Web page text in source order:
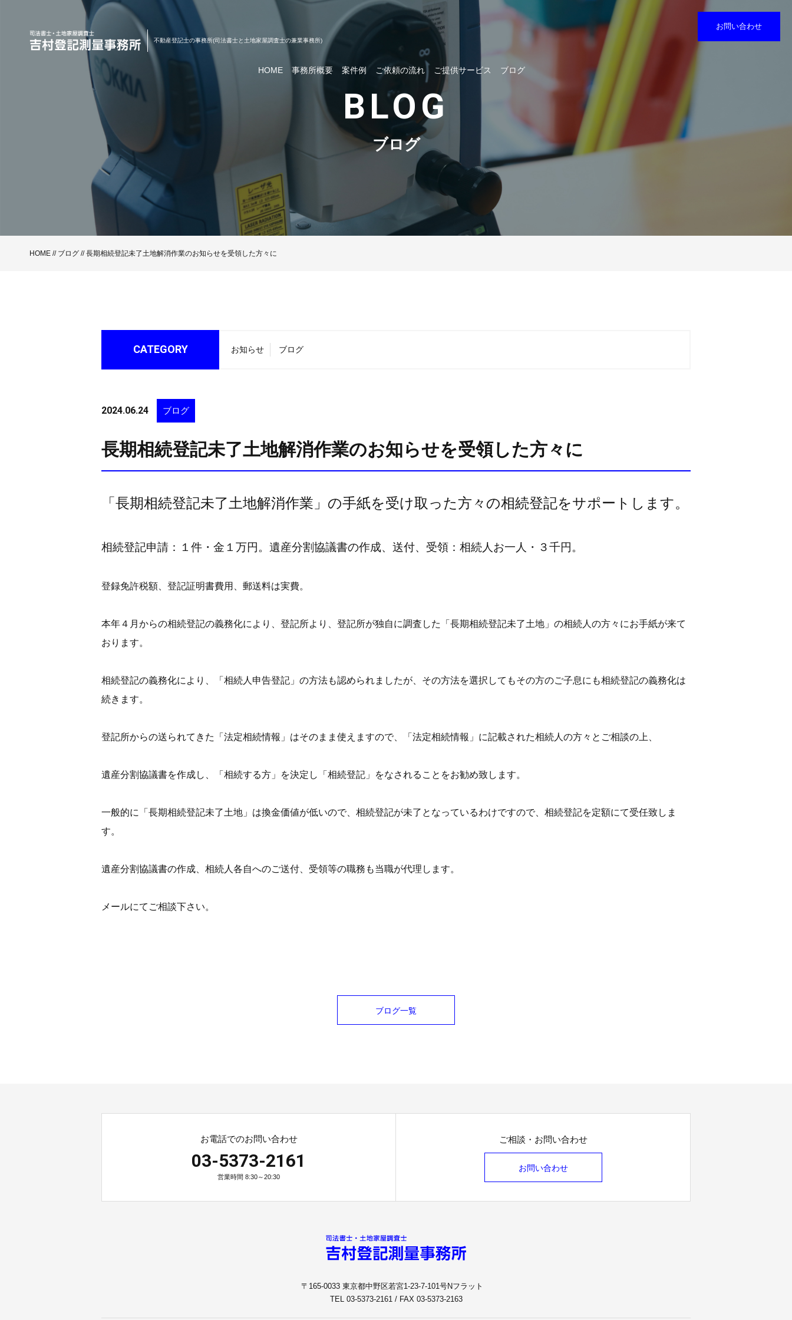
不動産登記士の事務所(司法書士と土地家屋調査士の兼業事務所)
HOME 事務所概要 案件例 ご依頼の流れ ご提供サービス ブログ
お問い合わせ
BLOG
ブログ
HOME // ブログ // 長期相続登記未了土地解消作業のお知らせを受領した方々に
CATEGORY お知らせ ブログ
2024.06.24 ブログ
長期相続登記未了土地解消作業のお知らせを受領した方々に
「長期相続登記未了土地解消作業」の手紙を受け取った方々の相続登記をサポートします。
相続登記申請：１件・金１万円。遺産分割協議書の作成、送付、受領：相続人お一人・３千円。
登録免許税額、登記証明書費用、郵送料は実費。
本年４月からの相続登記の義務化により、登記所より、登記所が独自に調査した「長期相続登記未了土地」の相続人の方々にお手紙が来て
おります。
相続登記の義務化により、「相続人申告登記」の方法も認められましたが、その方法を選択してもその方のご子息にも相続登記の義務化は
続きます。
登記所からの送られてきた「法定相続情報」はそのまま使えますので、「法定相続情報」に記載された相続人の方々とご相談の上、
遺産分割協議書を作成し、「相続する方」を決定し「相続登記」をなされることをお勧め致します。
一般的に「長期相続登記未了土地」は換金価値が低いので、相続登記が未了となっているわけですので、相続登記を定額にて受任致しま
す。
遺産分割協議書の作成、相続人各自へのご送付、受領等の職務も当職が代理します。
メールにてご相談下さい。
ブログ一覧
お電話でのお問い合わせ
03-5373-2161
営業時間 8:30～20:30
ご相談・お問い合わせ
お問い合わせ
〒165-0033 東京都中野区若宮1-23-7-101号Nフラット
TEL 03-5373-2161 / FAX 03-5373-2163